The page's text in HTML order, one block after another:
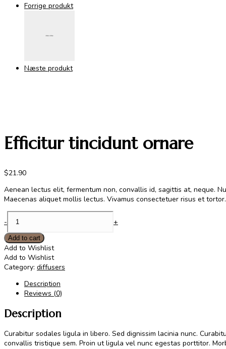
Forrige produkt
Næste produkt
Efficitur tincidunt ornare
$21.90
Aenean lectus elit, fermentum non, convallis id, sagittis at, neque.
Maecenas aliquet mollis lectus. Vivamus consectetuer risus et
tincidunt
ornare
quantity
- +
Add to cart
Add to Wishlist
Add to Wishlist
Category: diffusers
Description
Reviews (0)
Description
Curabitur sodales ligula in libero. Sed dignissim lacinia nunc.
convallis tristique sem. Proin ut ligula vel nunc egestas porttitor.